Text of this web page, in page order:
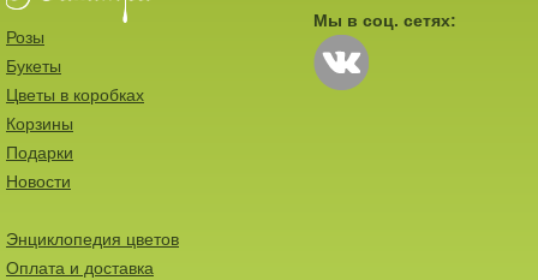
Мы в соц. сетях:
Розы
Букеты
Цветы в коробках
Корзины
Подарки
Новости
Энциклопедия цветов
Оплата и доставка